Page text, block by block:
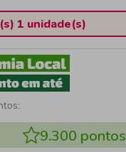
1 unidade(s)
9.300 pontos